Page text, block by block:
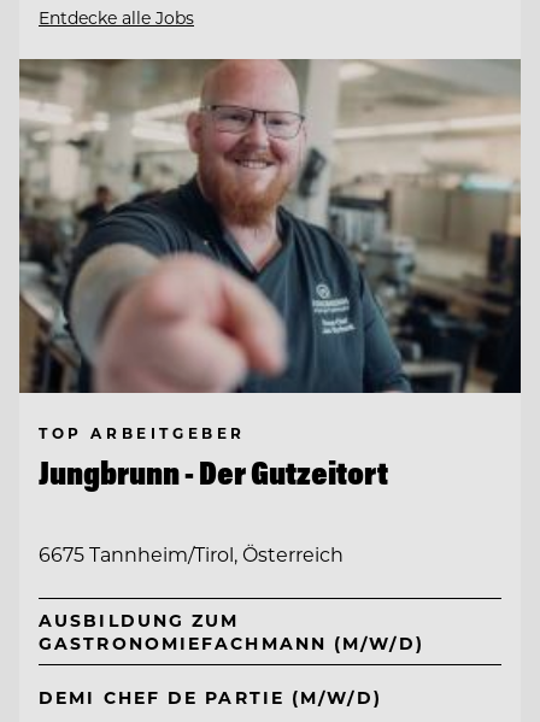
Entdecke alle Jobs
TOP ARBEITGEBER
Jungbrunn - Der Gutzeitort
6675 Tannheim/Tirol, Österreich
AUSBILDUNG ZUM
GASTRONOMIEFACHMANN (M/W/D)
DEMI CHEF DE PARTIE (M/W/D)